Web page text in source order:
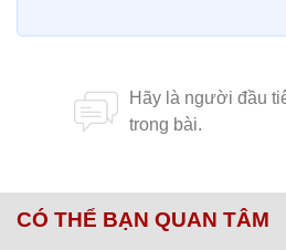
CÓ THỂ BẠN QUAN TÂM